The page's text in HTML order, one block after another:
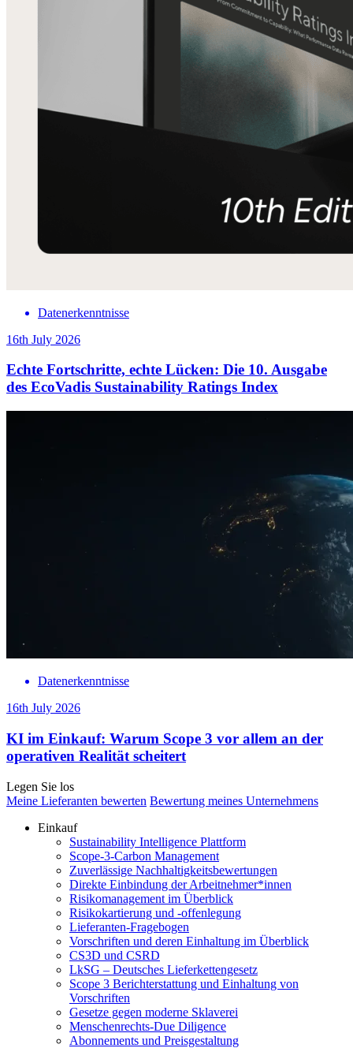
Datenerkenntnisse
16th July 2026
Echte Fortschritte, echte Lücken: Die 10. Ausgabe
des EcoVadis Sustainability Ratings Index
Datenerkenntnisse
16th July 2026
KI im Einkauf: Warum Scope 3 vor allem an der
operativen Realität scheitert
Legen Sie los
Meine Lieferanten bewerten Bewertung meines Unternehmens
Einkauf
Sustainability Intelligence Plattform
Scope-3-Carbon Management
Zuverlässige Nachhaltigkeitsbewertungen
Direkte Einbindung der Arbeitnehmer*innen
Risikomanagement im Überblick
Risikokartierung und -offenlegung
Lieferanten-Fragebogen
Vorschriften und deren Einhaltung im Überblick
CS3D und CSRD
LkSG – Deutsches Lieferkettengesetz
Scope 3 Berichterstattung und Einhaltung von
Vorschriften
Gesetze gegen moderne Sklaverei
Menschenrechts-Due Diligence
Abonnements und Preisgestaltung